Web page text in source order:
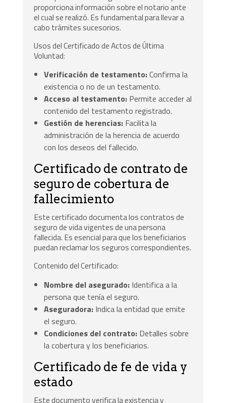
proporciona información sobre el notario ante
el cual se realizó. Es fundamental para llevar a
cabo trámites sucesorios.
Usos del Certificado de Actos de Última
Voluntad:
Verificación de testamento:Confirma la
existencia o no de un testamento.
Acceso al testamento: Permite acceder al
contenido del testamento registrado.
Gestión de herencias: Facilita la
administración de la herencia de acuerdo
con los deseos del fallecido.
Certificado de contrato de
seguro de cobertura de
fallecimiento
Este certificado documenta los contratos de
seguro de vida vigentes de una persona
fallecida. Es esencial para que los beneficiarios
puedan reclamar los seguros correspondientes.
Contenido del Certificado:
Nombre del asegurado: Identifica a la
persona que tenía el seguro.
Aseguradora: Indica la entidad que emite
el seguro.
Condiciones del contrato: Detalles sobre
la cobertura y los beneficiarios.
Certificado de fe de vida y
estado
Este documento verifica la existencia y